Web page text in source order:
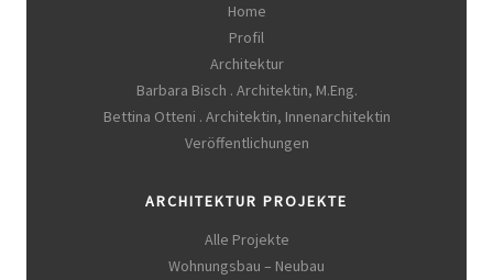
Home
Profil
Architektur
Barbara Bisch . Architektin, M.Eng.
Bettina Otteni . Architektin, Innenarchitektin
Veröffentlichungen
ARCHITEKTUR PROJEKTE
Alle Projekte
Wohnungsbau – Neubau